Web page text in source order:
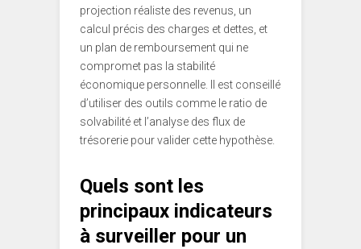
projection réaliste des revenus, un
calcul précis des charges et dettes, et
un plan de remboursement qui ne
compromet pas la stabilité
économique personnelle. Il est conseillé
d’utiliser des outils comme le ratio de
solvabilité et l’analyse des flux de
trésorerie pour valider cette hypothèse.
Quels sont les
principaux indicateurs
à surveiller pour un